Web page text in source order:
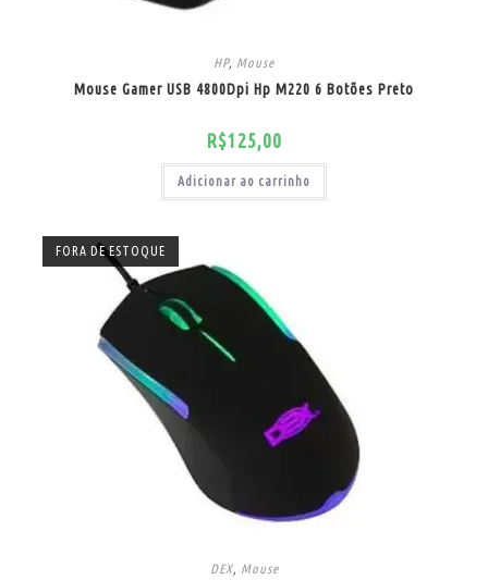
HP, Mouse
Mouse Gamer USB 4800Dpi Hp M220 6 Botões Preto
R$125,00
Adicionar ao carrinho
FORA DE ESTOQUE
DEX, Mouse